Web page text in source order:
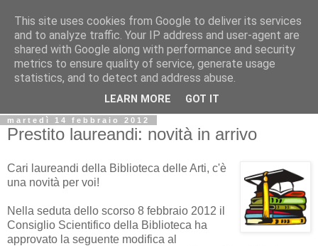
Biblio@rti in
Il Blog della Biblioteca di Area delle arti per condividere
informazioni iniziative incontri
martedì 14 febbraio 2012
Prestito laureandi: novità in arrivo
Cari laureandi della Biblioteca delle Arti, c'è
una novità per voi!
Nella seduta dello scorso 8 febbraio 2012 il
Consiglio Scientifico della Biblioteca ha
approvato la seguente modifica al
This site uses cookies from Google to deliver its services
and to analyze traffic. Your IP address and user-agent are
shared with Google along with performance and security
metrics to ensure quality of service, generate usage
statistics, and to detect and address abuse.
LEARN MORE GOT IT